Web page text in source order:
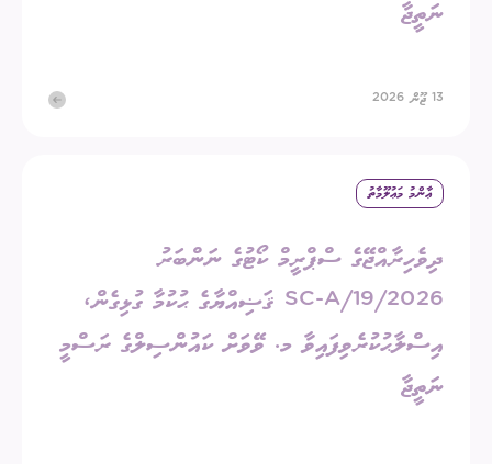
ނަތީޖާ
13 ޖޫން 2026
ޢާންމު މަޢުލޫމާތު
ދިވެހިރާއްޖޭގެ ސްޕްރީމް ކޯޓުގެ ނަންބަރު
2026/SC-A/19 ޤަޟިއްޔާގެ ޙުކުމާ ގުޅިގެން،
އިސްލާޙުކުރެވިފައިވާ މ. ވޭވަށް ކައުންސިލްގެ ރަސްމީ
ނަތީޖާ